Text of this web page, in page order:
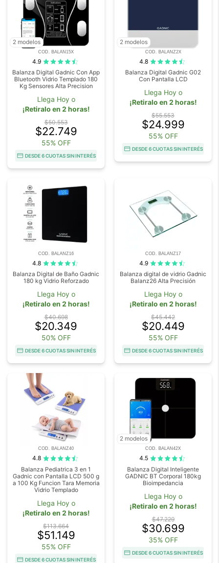
2 modelos
COD. BALAN15X
4.9
Balanza Digital Gadnic Con App
Bluetooth Vidrio Templado 180
Kg Sensores Alta Precision
Llega Hoy o
¡Retiralo en 2 horas!
$50.553
$22.749
55% OFF
DESDE 6 CUOTAS SIN INTERÉS
2 modelos
COD. BALANZ2X
4.8
Balanza Digital Gadnic G02
Con Pantalla LCD
Llega Hoy o
¡Retiralo en 2 horas!
$55.553
$24.999
55% OFF
DESDE 6 CUOTAS SIN INTERÉS
COD. BALANZ16
4.8
Balanza Digital de Baño Gadnic
180 kg Vidrio Reforzado
Llega Hoy o
¡Retiralo en 2 horas!
$40.698
$20.349
50% OFF
DESDE 6 CUOTAS SIN INTERÉS
COD. BALANZ17
4.9
Balanza digital de vidrio Gadnic
Balanz26 Alta Precisión
Llega Hoy o
¡Retiralo en 2 horas!
$45.442
$20.449
55% OFF
DESDE 6 CUOTAS SIN INTERÉS
COD. BALANZ40
4.8
Balanza Pediatrica 3 en 1
Gadnic con Pantalla LCD 500 g
a 100 Kg Funcion Tara Memoria
Vidrio Templado
Llega Hoy o
¡Retiralo en 2 horas!
$113.664
$51.149
55% OFF
DESDE 6 CUOTAS SIN INTERÉS
2 modelos
COD. BALAN42X
4.5
Balanza Digital Inteligente
GADNIC BT Corporal 180kg
Bioimpedancia
Llega Hoy o
¡Retiralo en 2 horas!
$47.229
$30.699
35% OFF
DESDE 6 CUOTAS SIN INTERÉS